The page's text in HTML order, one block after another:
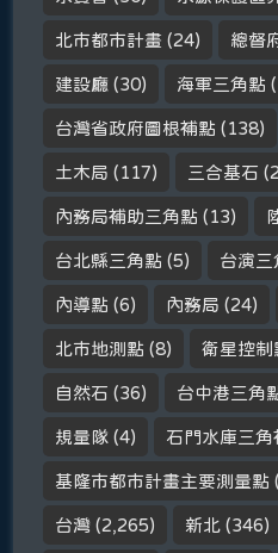
北市都市計畫 (24) 總督
建設廳 (30) 海軍三角點
台灣省政府圖根補點 (138)
土木局 (117) 三合基石
內務局補助三角點 (13)
台北縣三角點 (5) 台演三
內導點 (6) 內務局 (24)
北市地測點 (8) 衛星控制
自然石 (36) 台中港三角
規量隊 (4) 石門水庫三角
基隆市都市計畫主要測量點
台灣 (2,265) 新北 (346)